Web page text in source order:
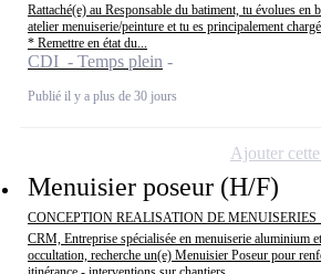
Rattaché(e) au Responsable du batiment, tu évolues en
atelier menuiserie/peinture et tu es principalement
* Remettre en état du...
CDI - Temps plein
Publié il y a plus de 30 jours
Menuisier poseur (H/F)
CONCEPTION REALISATION DE
CRM, Entreprise spécialisée en menuiserie aluminium
occultation, recherche un(e) Menuisier Poseur pour
Ajouter